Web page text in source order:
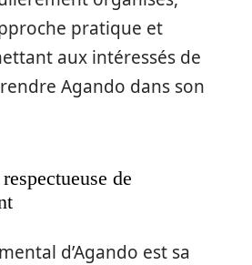
pratique et
aux intéressés de
Agando dans son
de
d’Agando est sa